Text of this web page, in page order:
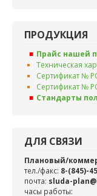
ПРОДУКЦИЯ
Прайс нашей
Техническая
Сертификат №
Сертификат №
Стандарты
ДЛЯ СВЯЗИ
Плановый/
тел./факс: 8-(845)-
почта: sluda-
часы работы: